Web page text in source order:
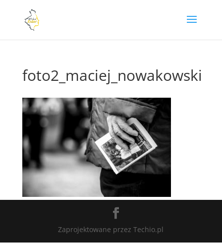
foto2_maciej_nowakowski
Zaprojektowane przez Techio.pl